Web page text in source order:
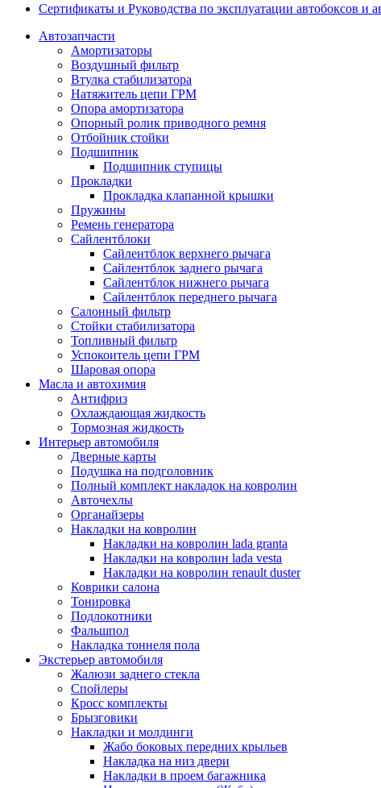
Сертификаты и Руководства по эксплуатации автобоксов
Автозапчасти
Амортизаторы
Воздушный фильтр
Втулка стабилизатора
Натяжитель цепи ГРМ
Опора амортизатора
Опорный ролик приводного ремня
Отбойник стойки
Подшипник
Подшипник ступицы
Прокладки
Прокладка клапанной крышки
Пружины
Ремень генератора
Сайлентблоки
Сайлентблок верхнего рычага
Сайлентблок заднего рычага
Сайлентблок нижнего рычага
Сайлентблок переднего рычага
Салонный фильтр
Стойки стабилизатора
Топливный фильтр
Успокоитель цепи ГРМ
Шаровая опора
Масла и автохимия
Антифриз
Охлаждающая жидкость
Тормозная жидкость
Интерьер автомобиля
Дверные карты
Подушка на подголовник
Полный комплект накладок на ковролин
Авточехлы
Органайзеры
Накладки на ковролин
Накладки на ковролин lada granta
Накладки на ковролин lada vesta
Накладки на ковролин renault duster
Коврики салона
Тонировка
Подлокотники
Фальшпол
Накладка тоннеля пола
Экстерьер автомобиля
Жалюзи заднего стекла
Спойлеры
Кросс комплекты
Брызговики
Накладки и молдинги
Жабо боковых передних крыльев
Накладка на низ двери
Накладки в проем багажника